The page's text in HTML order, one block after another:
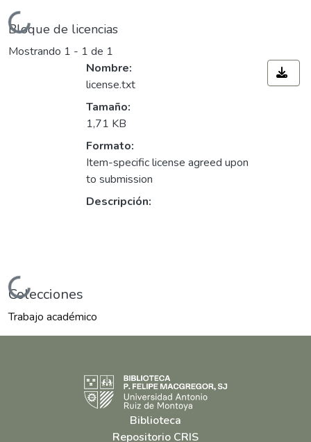
Cargando...
Bloque de licencias
Mostrando 1 - 1 de 1
Cargando...
Nombre:
license.txt
Tamaño:
1,71 KB
Formato:
Item-specific license agreed upon
to submission
Descripción:
Colecciones
Trabajo académico
Biblioteca
Repositorio CRIS